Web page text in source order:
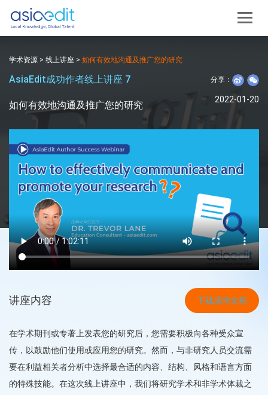
学术资源 > 线上讲座 > 如何有效地沟通及推广您的研究
AsiaEdit成功作者线上讲座 7 分享：
如何有效地沟通及推广您的研究 2022-01-20
讲座内容 下载演示文稿
在学术期刊或专著上发表您的研究后，您需要积极向各种受众宣
传，以鼓励他们使用或应用您的研究。然而，与非研究人员交流需
要在利益相关者分析中选择最合适的内容、结构、风格和语言方面
的特殊技能。在这次线上讲座中，我们将研究学术和非学术体裁之